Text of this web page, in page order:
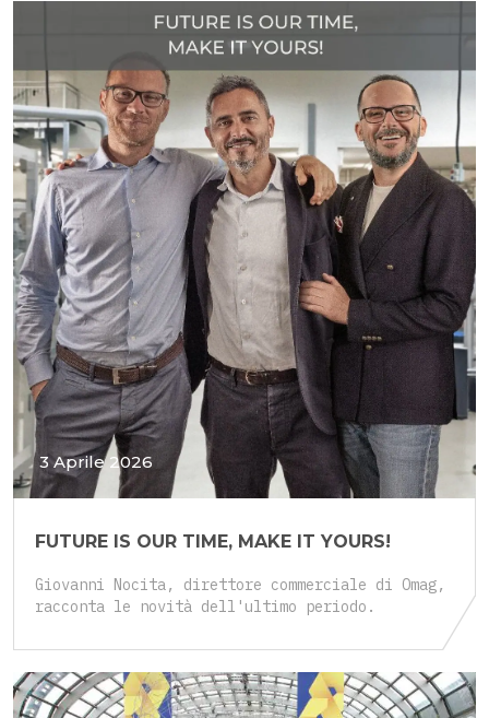
3 Aprile 2026
FUTURE IS OUR TIME, MAKE IT YOURS!
Giovanni Nocita, direttore commerciale di Omag,
racconta le novità dell'ultimo periodo.